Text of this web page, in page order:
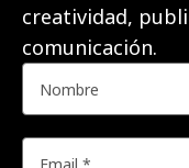
creatividad,
comunicación.